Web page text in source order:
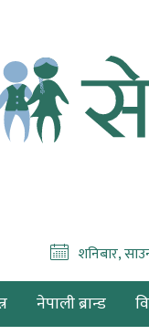
शनिबार,
नेपाली ब्रान्ड